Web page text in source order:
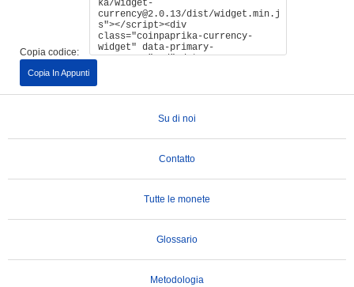
Copia codice:
Copia In Appunti
Su di noi
Contatto
Tutte le monete
Glossario
Metodologia